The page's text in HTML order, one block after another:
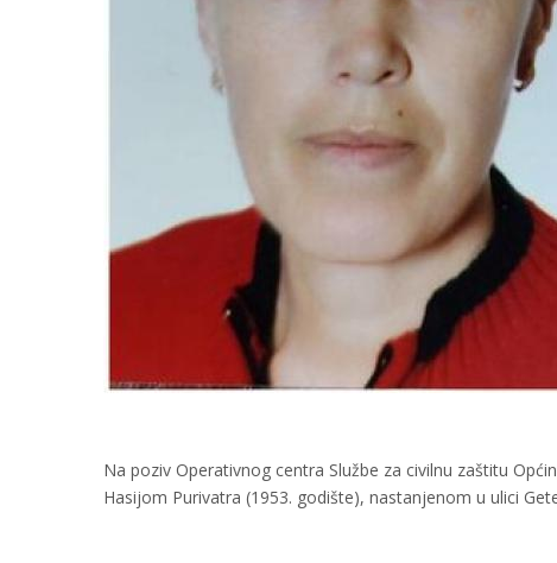
Na poziv Operativnog centra Službe za civilnu zaštitu
Hasijom Purivatra (1953. godište), nastanjenom u ulici